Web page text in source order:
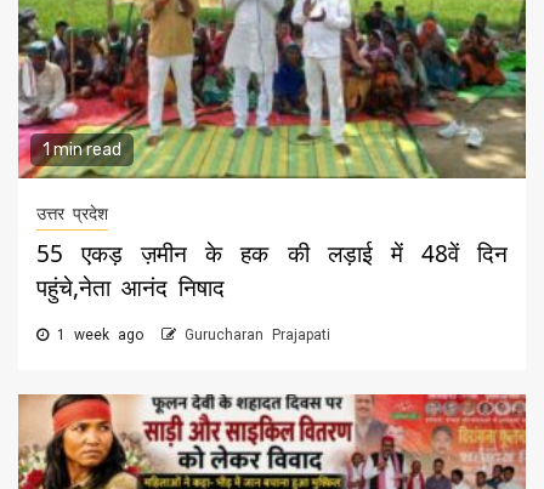
1 min read
उत्तर प्रदेश
55 एकड़ ज़मीन के हक की लड़ाई में 48वें दिन
पहुंचे,नेता आनंद निषाद
1 week ago Gurucharan Prajapati